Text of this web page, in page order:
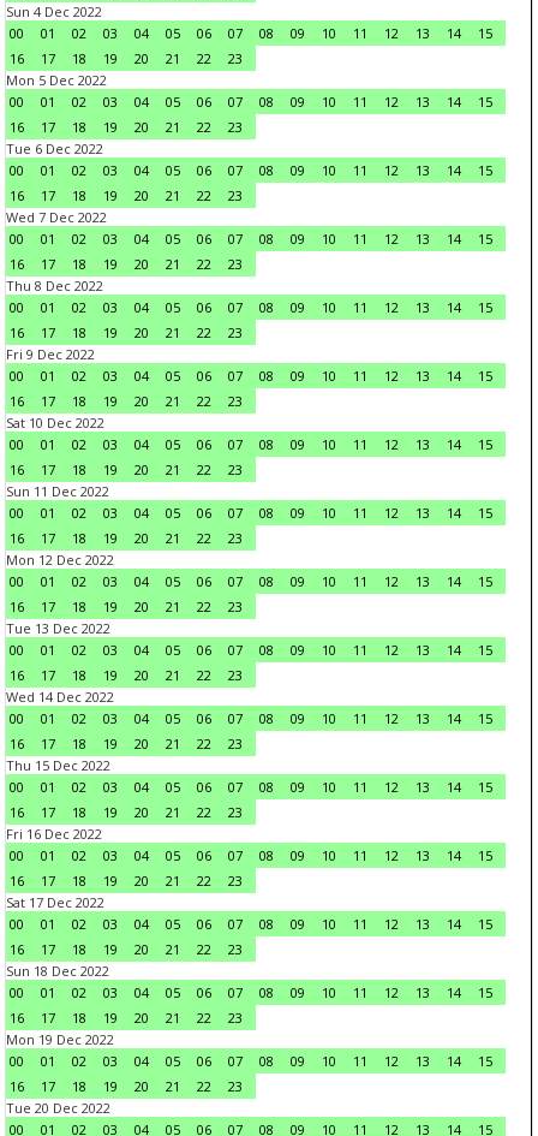
Sun 4 Dec 2022
00
01 02 03 04 05 06 07 08 09 10 11 12 13 14
15
16
17 18 19 20 21 22
23
Mon 5 Dec 2022
00
01 02 03 04 05 06 07 08 09 10 11 12 13 14
15
16
17 18 19 20 21 22
23
Tue 6 Dec 2022
00
01 02 03 04 05 06 07 08 09 10 11 12 13 14
15
16
17 18 19 20 21 22
23
Wed 7 Dec 2022
00
01 02 03 04 05 06 07 08 09 10 11 12 13 14
15
16
17 18 19 20 21 22
23
Thu 8 Dec 2022
00
01 02 03 04 05 06 07 08 09 10 11 12 13 14
15
16
17 18 19 20 21 22
23
Fri 9 Dec 2022
00
01 02 03 04 05 06 07 08 09 10 11 12 13 14
15
16
17 18 19 20 21 22
23
Sat 10 Dec 2022
00
01 02 03 04 05 06 07 08 09 10 11 12 13 14
15
16
17 18 19 20 21 22
23
Sun 11 Dec 2022
00
01 02 03 04 05 06 07 08 09 10 11 12 13 14
15
16
17 18 19 20 21 22
23
Mon 12 Dec 2022
00
01 02 03 04 05 06 07 08 09 10 11 12 13 14
15
16
17 18 19 20 21 22
23
Tue 13 Dec 2022
00
01 02 03 04 05 06 07 08 09 10 11 12 13 14
15
16
17 18 19 20 21 22
23
Wed 14 Dec 2022
00
01 02 03 04 05 06 07 08 09 10 11 12 13 14
15
16
17 18 19 20 21 22
23
Thu 15 Dec 2022
00
01 02 03 04 05 06 07 08 09 10 11 12 13 14
15
16
17 18 19 20 21 22
23
Fri 16 Dec 2022
00
01 02 03 04 05 06 07 08 09 10 11 12 13 14
15
16
17 18 19 20 21 22
23
Sat 17 Dec 2022
00
01 02 03 04 05 06 07 08 09 10 11 12 13 14
15
16
17 18 19 20 21 22
23
Sun 18 Dec 2022
00
01 02 03 04 05 06 07 08 09 10 11 12 13 14
15
16
17 18 19 20 21 22
23
Mon 19 Dec 2022
00
01 02 03 04 05 06 07 08 09 10 11 12 13 14
15
16
17 18 19 20 21 22
23
Tue 20 Dec 2022
00
01 02 03 04 05 06 07 08 09 10 11 12 13 14
15